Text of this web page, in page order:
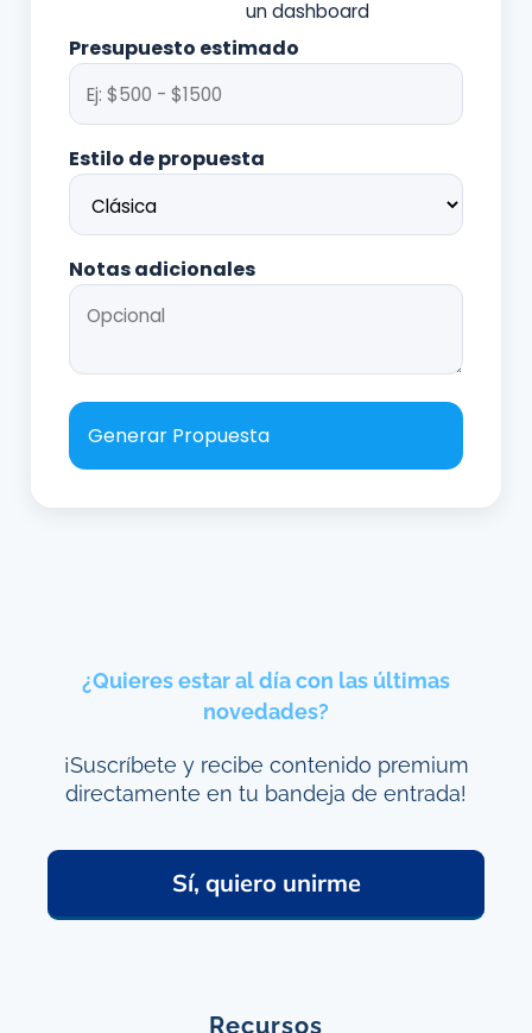
un dashboard
Presupuesto estimado
Estilo de propuesta
Notas adicionales
Generar Propuesta
¿Quieres estar al día con las últimas
novedades?
¡Suscríbete y recibe contenido premium
directamente en tu bandeja de entrada!
Sí, quiero unirme
Recursos